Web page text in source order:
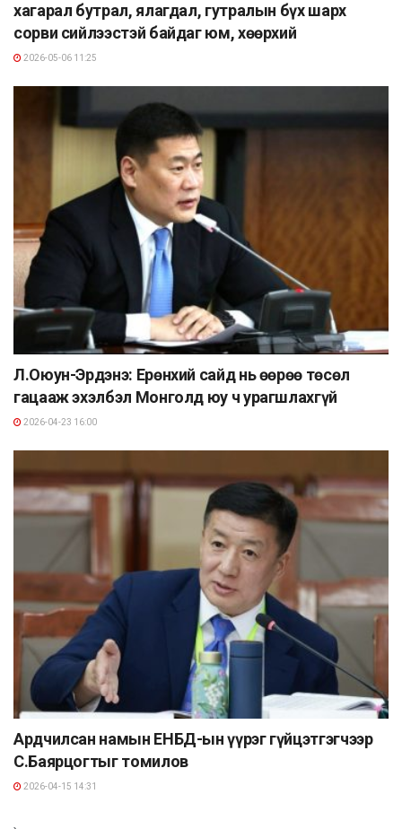
хагарал бутрал, ялагдал, гутралын бүх шарх
сорви сийлээстэй байдаг юм, xөөрxий
2026-05-06 11:25
Л.Оюун-Эрдэнэ: Ерөнхий сайд нь өөрөө төсөл
гацааж эхэлбэл Монголд юу ч урагшлахгүй
2026-04-23 16:00
Ардчилсан намын ЕНБД-ын үүрэг гүйцэтгэгчээр
С.Баярцогтыг томилов
2026-04-15 14:31